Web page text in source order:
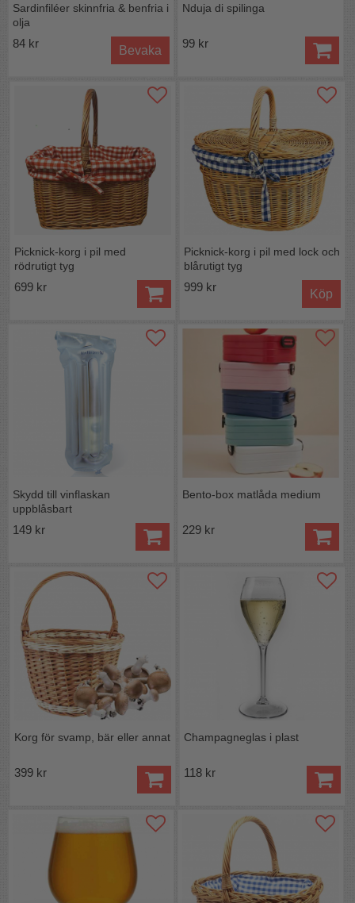
Sardinfiléer skinnfria & benfria i
olja
84 kr
Bevaka
Nduja di spilinga
99 kr
Picknick-korg i pil med
rödrutigt tyg
699 kr
Picknick-korg i pil med lock och
blårutigt tyg
999 kr
Köp
Skydd till vinflaskan
uppblåsbart
149 kr
Bento-box matlåda medium
229 kr
Korg för svamp, bär eller annat
399 kr
Champagneglas i plast
118 kr